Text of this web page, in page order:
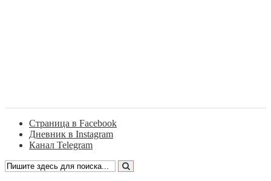
Страница в Facebook
Дневник в Instagram
Канал Telegram